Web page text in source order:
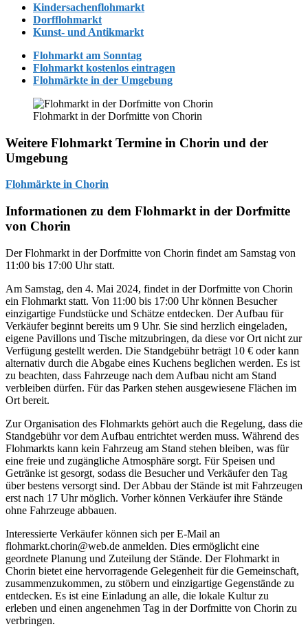
Kindersachenflohmarkt
Dorfflohmarkt
Kunst- und Antikmarkt
Flohmarkt am Sonntag
Flohmarkt kostenlos eintragen
Flohmärkte in der Umgebung
Flohmarkt in der Dorfmitte von Chorin
Weitere Flohmarkt Termine in Chorin und der
Umgebung
Flohmärkte in Chorin
Informationen zu dem Flohmarkt in der Dorfmitte
von Chorin
Der Flohmarkt in der Dorfmitte von Chorin findet am Samstag von
11:00 bis 17:00 Uhr statt.
Am Samstag, den 4. Mai 2024, findet in der Dorfmitte von Chorin
ein Flohmarkt statt. Von 11:00 bis 17:00 Uhr können Besucher
einzigartige Fundstücke und Schätze entdecken. Der Aufbau für
Verkäufer beginnt bereits um 9 Uhr. Sie sind herzlich eingeladen,
eigene Pavillons und Tische mitzubringen, da diese vor Ort nicht zur
Verfügung gestellt werden. Die Standgebühr beträgt 10 € oder kann
alternativ durch die Abgabe eines Kuchens beglichen werden. Es ist
zu beachten, dass Fahrzeuge nach dem Aufbau nicht am Stand
verbleiben dürfen. Für das Parken stehen ausgewiesene Flächen im
Ort bereit.
Zur Organisation des Flohmarkts gehört auch die Regelung, dass die
Standgebühr vor dem Aufbau entrichtet werden muss. Während des
Flohmarkts kann kein Fahrzeug am Stand stehen bleiben, was für
eine freie und zugängliche Atmosphäre sorgt. Für Speisen und
Getränke ist gesorgt, sodass die Besucher und Verkäufer den Tag
über bestens versorgt sind. Der Abbau der Stände ist mit Fahrzeugen
erst nach 17 Uhr möglich. Vorher können Verkäufer ihre Stände
ohne Fahrzeuge abbauen.
Interessierte Verkäufer können sich per E-Mail an
flohmarkt.chorin@web.de anmelden. Dies ermöglicht eine
geordnete Planung und Zuteilung der Stände. Der Flohmarkt in
Chorin bietet eine hervorragende Gelegenheit für die Gemeinschaft,
zusammenzukommen, zu stöbern und einzigartige Gegenstände zu
entdecken. Es ist eine Einladung an alle, die lokale Kultur zu
erleben und einen angenehmen Tag in der Dorfmitte von Chorin zu
verbringen.